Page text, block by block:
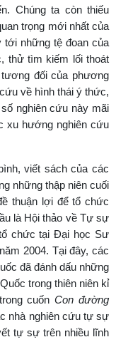
Chúng ta còn thiếu
trọng mới nhất của
tới những tệ đoan của
thử tìm kiếm lối thoát
đối của phương
về hình thái ý thức,
nghiên cứu này mãi
xu hướng nghiên cứu
viết sách của các
những thập niên cuối
thuận lợi để tổ chức
là Hội thảo về Tự sự
chức tại Đại học Sư
2004. Tại đây, các
đã đánh dấu những
trong thiên niên kỉ
cuốnCon đường
nhà nghiên cứu tự sự
tự sự trên nhiều lĩnh